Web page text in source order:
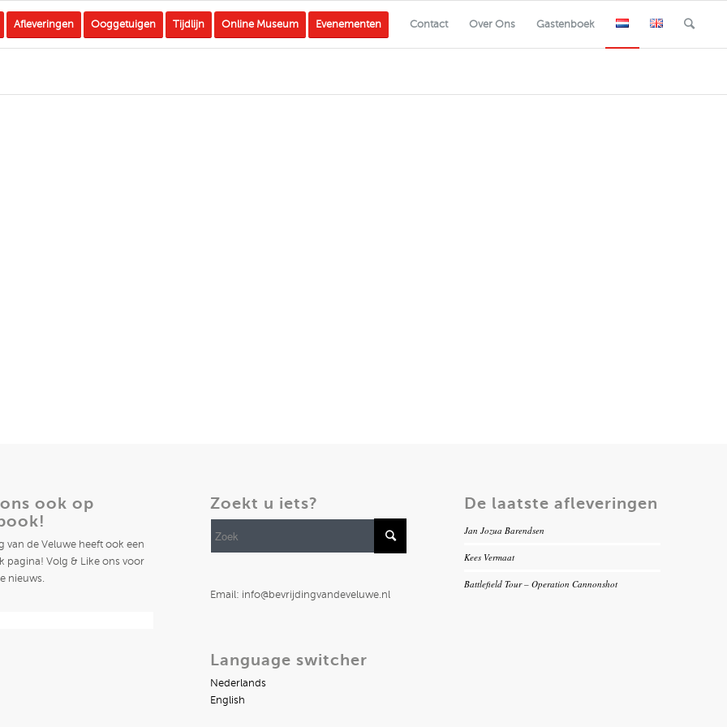
Afleveringen Ooggetuigen Tijdlijn Online Museum Evenementen Contact Over Ons Gastenboek
ook op
van de Veluwe heeft ook een
pagina! Volg & Like ons voor
nieuws.
Zoekt u iets?
Email: info@bevrijdingvandeveluwe.nl
Language switcher
Nederlands
English
De laatste afleveringen
Jan Jozua Barendsen
Kees Vermaat
Battlefield Tour – Operation Cannonshot